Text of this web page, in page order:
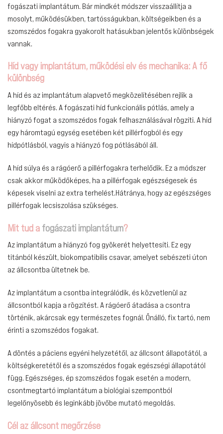
fogászati implantátum. Bár mindkét módszer visszaállítja a
mosolyt, működésükben, tartósságukban, költségeikben és a
szomszédos fogakra gyakorolt hatásukban jelentős különbségek
vannak.
Híd vagy implantátum, működési elv és mechanika: A fő
különbség
A híd és az implantátum alapvető megközelítésében rejlik a
legfőbb eltérés. A fogászati híd funkcionális pótlás, amely a
hiányzó fogat a szomszédos fogak felhasználásával rögzíti. A híd
egy háromtagú egység esetében két pillérfogból és egy
hídpótlásból, vagyis a hiányzó fog pótlásából áll.
A híd súlya és a rágóerő a pillérfogakra terhelődik. Ez a módszer
csak akkor működőképes, ha a pillérfogak egészségesek és
képesek viselni az extra terhelést.Hátránya, hogy az egészséges
pillérfogak lecsiszolása szükséges.
Mit tud a fogászati implantátum?
Az implantátum a hiányzó fog gyökerét helyettesíti. Ez egy
titánból készült, biokompatibilis csavar, amelyet sebészeti úton
az állcsontba ültetnek be.
Az implantátum a csontba integrálódik, és közvetlenül az
állcsontból kapja a rögzítést. A rágóerő átadása a csontra
történik, akárcsak egy természetes fognál. Önálló, fix tartó, nem
érinti a szomszédos fogakat.
A döntés a páciens egyéni helyzetétől, az állcsont állapotától, a
költségkeretétől és a szomszédos fogak egészségi állapotától
függ. Egészséges, ép szomszédos fogak esetén a modern,
csontmegtartó implantátum a biológiai szempontból
legelőnyösebb és leginkább jövőbe mutató megoldás.
Cél az állcsont megőrzése